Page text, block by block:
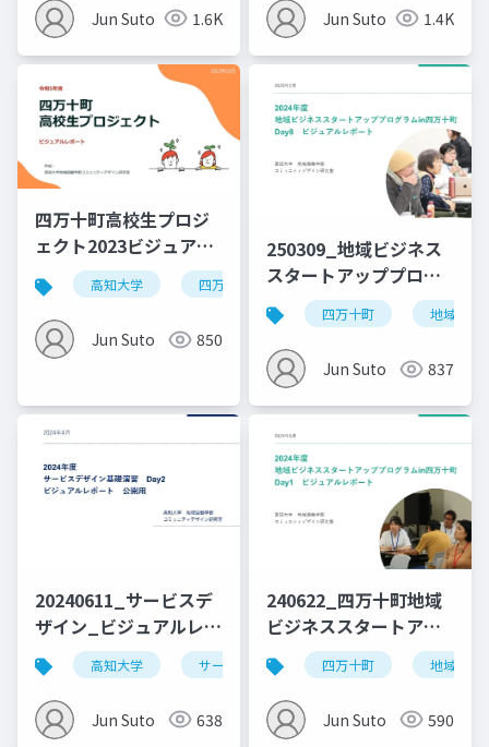
Jun Suto 1.6K Jun Suto 1.4K
四万十町高校生プロジ
ェクト2023ビジュアル
レポート高知大学 四万十町
Jun Suto 850
250309_地域ビジネス
スタートアッププログ
ラムin四万十町
_Day8_0310修正
四万十町 地域ビジ
Jun Suto 837
20240611_サービスデ
ザイン_ビジュアルレポ
ート_Day2_公開用
高知大学 サービスデザイン デザイン思考
Jun Suto 638
240622_四万十町地域
ビジネススタートアッ
ププログラム_vol.1
四万十町 地域ビジ
Jun Suto 590